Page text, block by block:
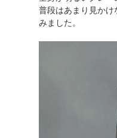
普段はあまり見か
みました。